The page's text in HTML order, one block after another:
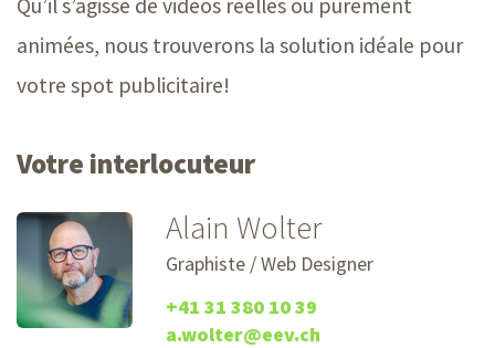
Qu’il s’agisse de vidéos réelles ou purement
animées, nous trouverons la solution idéale pour
votre spot publicitaire!
Votre interlocuteur
Alain Wolter
Graphiste / Web Designer
+41 31 380 10 39
a.wolter@eev.ch